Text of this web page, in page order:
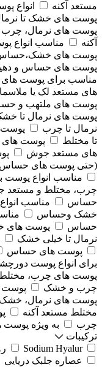
مستعد آکنه
انواع
پوست های خشک تا
پوست های نرمال، چرب
آکنه
مناسب انواع
پوست های
پوست های حساس و
مناسب برای پوست های
های مستعد لک یا ملاسما
پوست های ملتهب و
پوست های نرمال تا
نرمال تا چرب
پوست
تا مختلط
پوست های
های مستعد جوش
(حتی پوست های
مناسب انواع پوست
چرب، مختلط و مستعد
حساس
مناسب
خشک وحساس
حساس
پوست های
نرمال تا خیلی خشک
پوست های حساس
برای انواع پوست
پوست های چرب،
چرب و خشک
پوست
پوست های نرمال،
مختلط مستعد آکنه
چرب
به ویژه پوست
ترکیبات
Sodium Hyalur
عصاره جلبک دریایی